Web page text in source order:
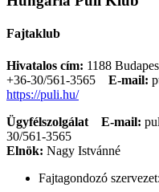
Fajtaklub
Hivatalos cím: 1188
+36-30/561-3565
E-mail:
https://puli.hu/
Ügyfélszolgálat
E-mail:
30/561-3565
Elnök: Nagy Istvánné
Fajtagondozó szervezet: